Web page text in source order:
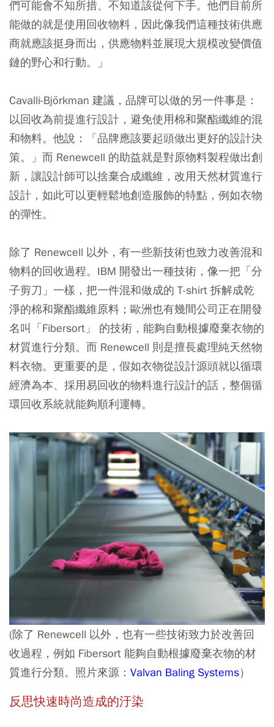
們可能會不知所措、不知道該從何下手。他們目前所
能做的就是使用回收物料，因此像我們這種技術供應
商就應該挺身而出，供應物料並展現大規模改變價值
鏈的野心和行動。」
Cavalli-Björkman 建議，品牌可以做的另一件事是：
以回收為前提進行設計，避免使用棉和聚酯纖維的混
和物料。他說：「品牌應該要起頭做出更好的設計決
策。」而 Renewcell 的助益就是對原物料製程做出創
新，讓設計師可以捨棄合成纖維，改用天然材質進行
設計，如此可以更輕鬆地創造服飾的特點，例如衣物
的彈性。
除了 Renewcell 以外，有一些新技術也致力改善混和
物料的回收過程。IBM 開發出一種技術，像一把「分
子剪刀」一樣，把一件混和做成的 T-shirt 拆解成乾
淨的棉和聚酯纖維原料；歐洲也有幾間公司正在開發
名叫「Fibersort」 的技術，能夠自動根據廢棄衣物的
材質進行分類。而 Renewcell 則是擅長處理純天然物
料衣物。更重要的是，假如衣物從設計源頭就以循環
經濟為本、採用易回收的物料進行設計的話，整個循
環回收系統就能夠順利運轉。
(除了 Renewcell 以外，也有一些技術致力於改善回
收過程，例如 Fibersort 能夠自動根據廢棄衣物的材
質進行分類。照片來源： Valvan Baling Systems）
反思快速時尚造成的汙染